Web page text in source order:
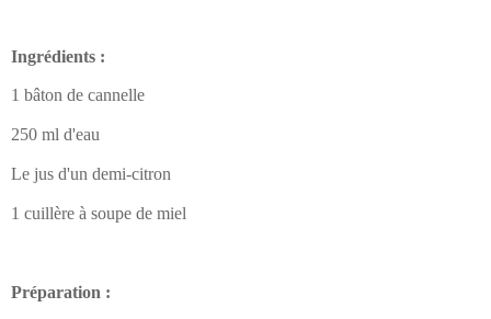
Ingrédients :
1 bâton de cannelle
250 ml d'eau
Le jus d'un demi-citron
1 cuillère à soupe de miel
Préparation :